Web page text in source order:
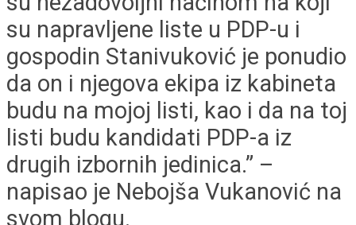
su napravljene liste u PDP-u i
gospodin Stanivuković je ponudio
da on i njegova ekipa iz kabineta
budu na mojoj listi, kao i da na toj
listi budu kandidati PDP-a iz
drugih izbornih jedinica.” –
napisao je Nebojša Vukanović na
svom blogu.